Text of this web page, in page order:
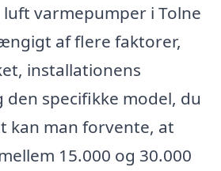
varmepumper i Tolne
af flere faktorer,
installationens
specifikke model, du
kan man forvente, at
15.000 og 30.000